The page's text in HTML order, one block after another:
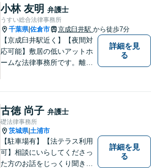
域の皆様の生活に貢献してま
いりました。豊富な経験を活
かし地域の法律問題をサポー
トいたします。
小林 友明 弁護士
うすい総合法律事務所
千葉県|佐倉市 京成臼井駅 から徒歩7分
【京成臼井駅近く】【夜間対
応可能】敷居の低いアットホ
ームな法律事務所です。離婚
【地域に根差し他弁護士】的
確なアドバイスやサポートで
ご相談者様のお役に立てるよ
う尽力します。
詳細を見
る
古徳 尚子 弁護士
礎法律事務所
茨城県| 土浦市
【駐車場有】【法テラス利用
可】相談にいらしてくださっ
た方のお話をじっくり聞き、
詳細を見
る